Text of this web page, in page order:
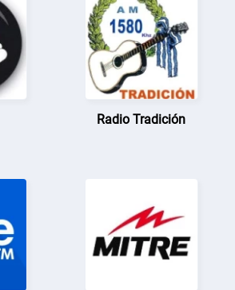
Radio Tradición